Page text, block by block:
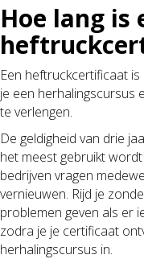
Hoe lang is
Een heftruckcertificaat
je een herhalingscursus
te verlengen.
De geldigheid van drie
het meest gebruikt
bedrijven vragen
vernieuwen. Rijd je
problemen geven als er
zodra je je certificaat
herhalingscursus in.